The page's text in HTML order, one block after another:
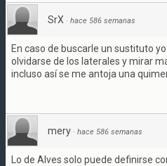
SrX · hace 586 semanas
En caso de buscarle un sustituto
olvidarse de los laterales y mirar
incluso así se me antoja una
mery · hace 586 semanas
Lo de Alves solo puede definirse